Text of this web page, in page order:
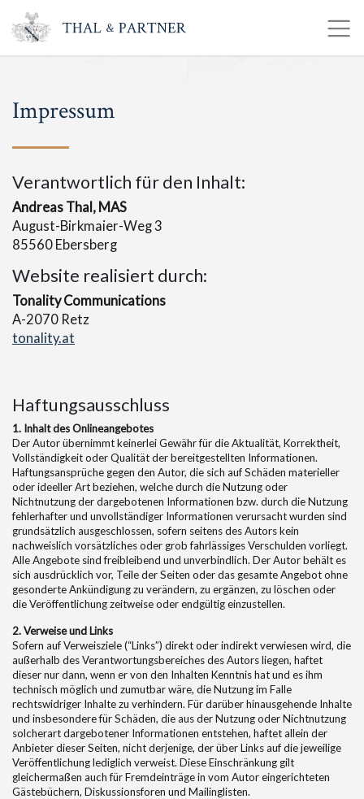
Impressum
Verantwortlich für den Inhalt:
Andreas Thal, MAS
August-Birkmaier-Weg 3
85560 Ebersberg
Website realisiert durch:
Tonality Communications
A-2070 Retz
tonality.at
Haftungsausschluss
1. Inhalt des Onlineangebotes
Der Autor übernimmt keinerlei Gewähr für die Aktualität, Korrektheit,
Vollständigkeit oder Qualität der bereitgestellten Informationen.
Haftungsansprüche gegen den Autor, die sich auf Schäden materieller
oder ideeller Art beziehen, welche durch die Nutzung oder
Nichtnutzung der dargebotenen Informationen bzw. durch die Nutzung
fehlerhafter und unvollständiger Informationen verursacht wurden sind
grundsätzlich ausgeschlossen, sofern seitens des Autors kein
nachweislich vorsätzliches oder grob fahrlässiges Verschulden vorliegt.
Alle Angebote sind freibleibend und unverbindlich. Der Autor behält es
sich ausdrücklich vor, Teile der Seiten oder das gesamte Angebot ohne
gesonderte Ankündigung zu verändern, zu ergänzen, zu löschen oder
die Veröffentlichung zeitweise oder endgültig einzustellen.
2. Verweise und Links
Sofern auf Verweisziele (“Links”) direkt oder indirekt verwiesen wird, die
außerhalb des Verantwortungsbereiches des Autors liegen, haftet
dieser nur dann, wenn er von den Inhalten Kenntnis hat und es ihm
technisch möglich und zumutbar wäre, die Nutzung im Falle
rechtswidriger Inhalte zu verhindern. Für darüber hinausgehende Inhalte
und insbesondere für Schäden, die aus der Nutzung oder Nichtnutzung
solcherart dargebotener Informationen entstehen, haftet allein der
Anbieter dieser Seiten, nicht derjenige, der über Links auf die jeweilige
Veröffentlichung lediglich verweist. Diese Einschränkung gilt
gleichermaßen auch für Fremdeinträge in vom Autor eingerichteten
Gästebüchern, Diskussionsforen und Mailinglisten.